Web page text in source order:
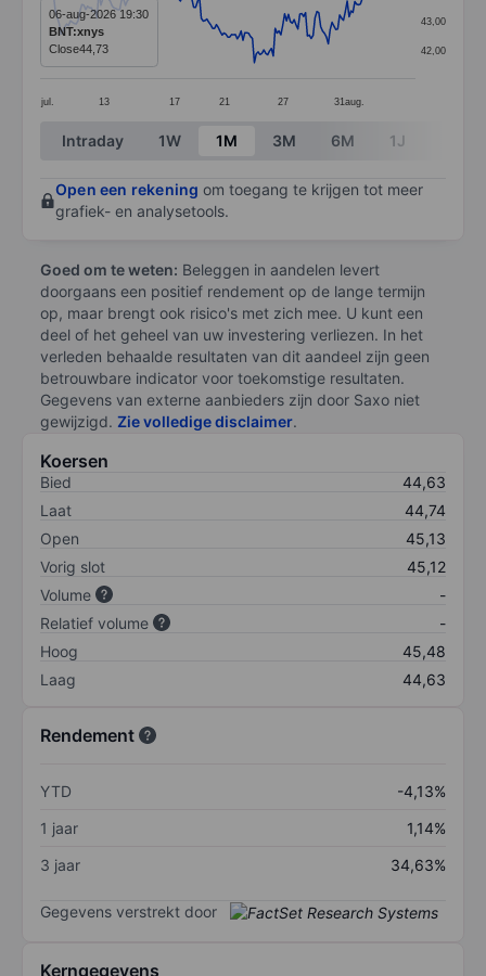
The chart has 1 X axis displaying categories.
The chart has 1 Y axis displaying values. Data
jul. 13 17 21 27 31aug.
42,00
43,00
06-aug-2026 19:30
BNT:xnys
Close44,73
End of interactive chart.
Intraday 1W 1M 3M 6M 1J
Open een rekening om toegang te krijgen tot meer
grafiek- en analysetools.
Goed om te weten: Beleggen in aandelen levert
doorgaans een positief rendement op de lange termijn
op, maar brengt ook risico's met zich mee. U kunt een
deel of het geheel van uw investering verliezen. In het
verleden behaalde resultaten van dit aandeel zijn geen
betrouwbare indicator voor toekomstige resultaten.
Gegevens van externe aanbieders zijn door Saxo niet
gewijzigd. Zie volledige disclaimer.
Koersen
Bied
44,63
Laat
44,74
Open
45,13
Vorig slot
45,12
Volume
-
Relatief volume
-
Hoog
45,48
Laag
44,63
Rendement
YTD
-4,13%
1 jaar
1,14%
3 jaar
34,63%
Gegevens verstrekt door
Kerngegevens